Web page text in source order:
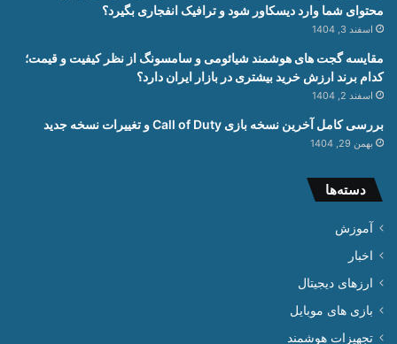
محتوای شما وارد دیسکاور شود و ترافیک انفجاری بگیرد؟
اسفند 3, 1404
مقایسه گجت های هوشمند شیائومی و سامسونگ از نظر کیفیت و قیمت؛
کدام برند ارزش خرید بیشتری در بازار ایران دارد؟
اسفند 2, 1404
بررسی کامل آخرین نسخه بازی Call of Duty و تغییرات نسخه جدید
بهمن 29, 1404
دسته‌ها
آموزش
اخبار
ارزهای دیجیتال
بازی های موبایل
تجهیزات هوشمند